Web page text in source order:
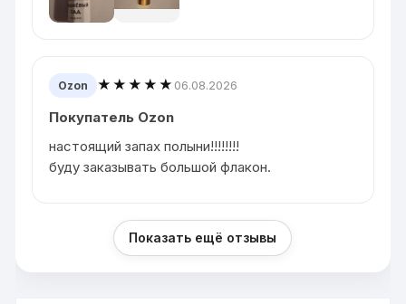
Ozon ★★★★★ 06.08.2026
Покупатель Ozon
настоящий запах полыни!!!!!!!!
буду заказывать большой флакон.
Показать ещё отзывы